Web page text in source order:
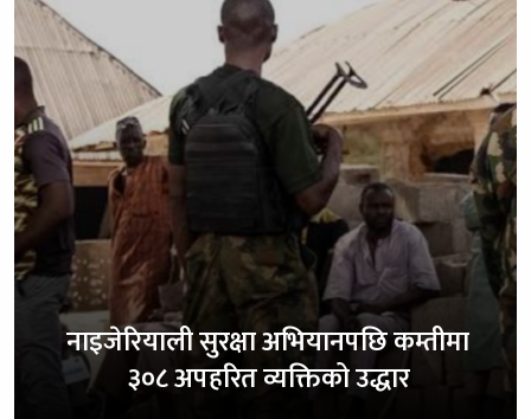
नाइजेरियाली सुरक्षा अभियानपछि कम्तीमा
३०८ अपहरित व्यक्तिको उद्धार